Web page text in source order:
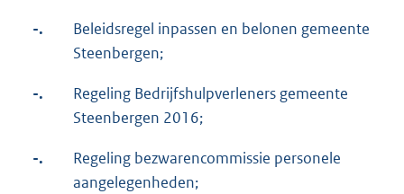
-.
Beleidsregel inpassen en belonen gemeente
Steenbergen;
-.
Regeling Bedrijfshulpverleners gemeente
Steenbergen 2016;
-.
Regeling bezwarencommissie personele
aangelegenheden;